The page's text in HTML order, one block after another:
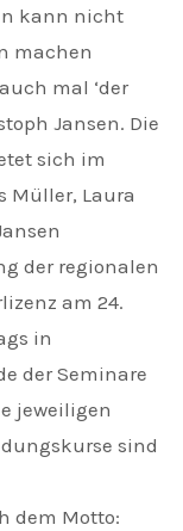
kann nicht
machen
mal ‘der
Jansen. Die
sich im
Müller, Laura
der regionalen
am 24.
in
der Seminare
jeweiligen
sind
dem Motto: